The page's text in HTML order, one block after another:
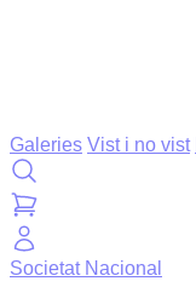
Galeries Vist i no vist
Societat Nacional